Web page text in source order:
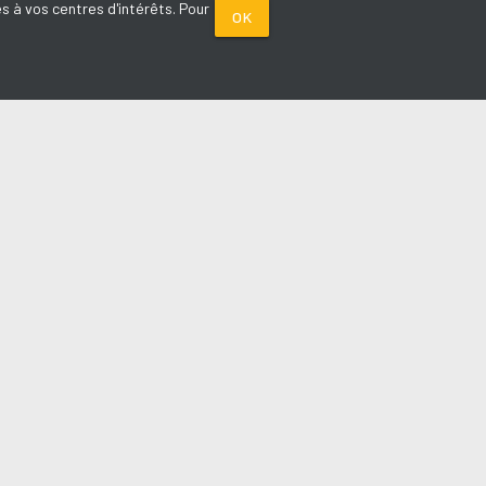
à vos centres d'intérêts. Pour
OK